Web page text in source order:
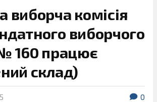
виборча комісія
виборчого
160 працює
склад)
0